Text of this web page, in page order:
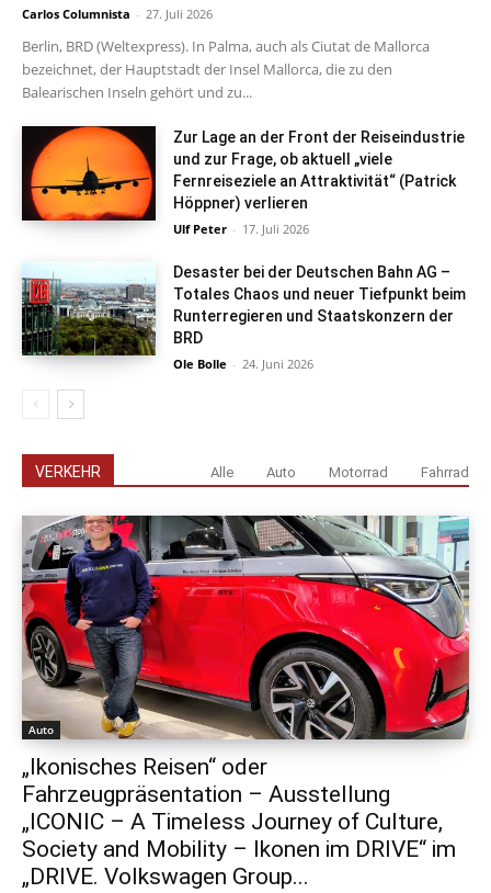
Carlos Columnista - 27. Juli 2026
Berlin, BRD (Weltexpress). In Palma, auch als Ciutat de Mallorca
bezeichnet, der Hauptstadt der Insel Mallorca, die zu den
Balearischen Inseln gehört und zu...
Zur Lage an der Front der Reiseindustrie
und zur Frage, ob aktuell „viele
Fernreiseziele an Attraktivität“ (Patrick
Höppner) verlieren
Ulf Peter - 17. Juli 2026
Desaster bei der Deutschen Bahn AG –
Totales Chaos und neuer Tiefpunkt beim
Runterregieren und Staatskonzern der
BRD
Ole Bolle - 24. Juni 2026
VERKEHR Alle Auto Motorrad Fahrrad
Auto
„Ikonisches Reisen“ oder
Fahrzeugpräsentation – Ausstellung
„ICONIC – A Timeless Journey of Culture,
Society and Mobility – Ikonen im DRIVE“ im
„DRIVE. Volkswagen Group...